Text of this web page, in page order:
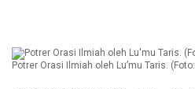
Potrer Orasi Ilmiah oleh Lu’mu Taris.